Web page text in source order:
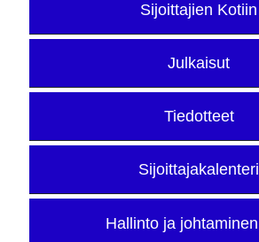
Sijoittajien Kotiin
Julkaisut
Tiedotteet
Sijoittajakalenteri
Hallinto ja johtaminen